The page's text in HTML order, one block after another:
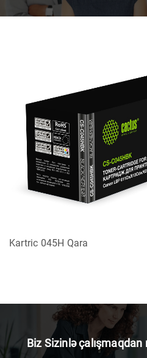
Kartric 045H Qara
Biz Sizinlə